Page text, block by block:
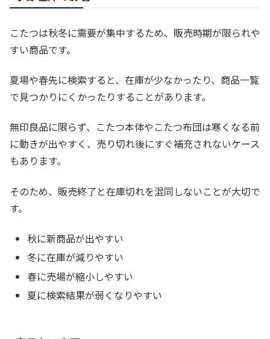
こたつは秋冬に需要が集中するため、販売時期が限られや
すい商品です。
夏場や春先に検索すると、在庫が少なかったり、商品一覧
で見つかりにくかったりすることがあります。
無印良品に限らず、こたつ本体やこたつ布団は寒くなる前
に動きが出やすく、売り切れ後にすぐ補充されないケース
もあります。
そのため、販売終了と在庫切れを混同しないことが大切で
す。
秋に新商品が出やすい
冬に在庫が減りやすい
春に売場が縮小しやすい
夏に検索結果が弱くなりやすい